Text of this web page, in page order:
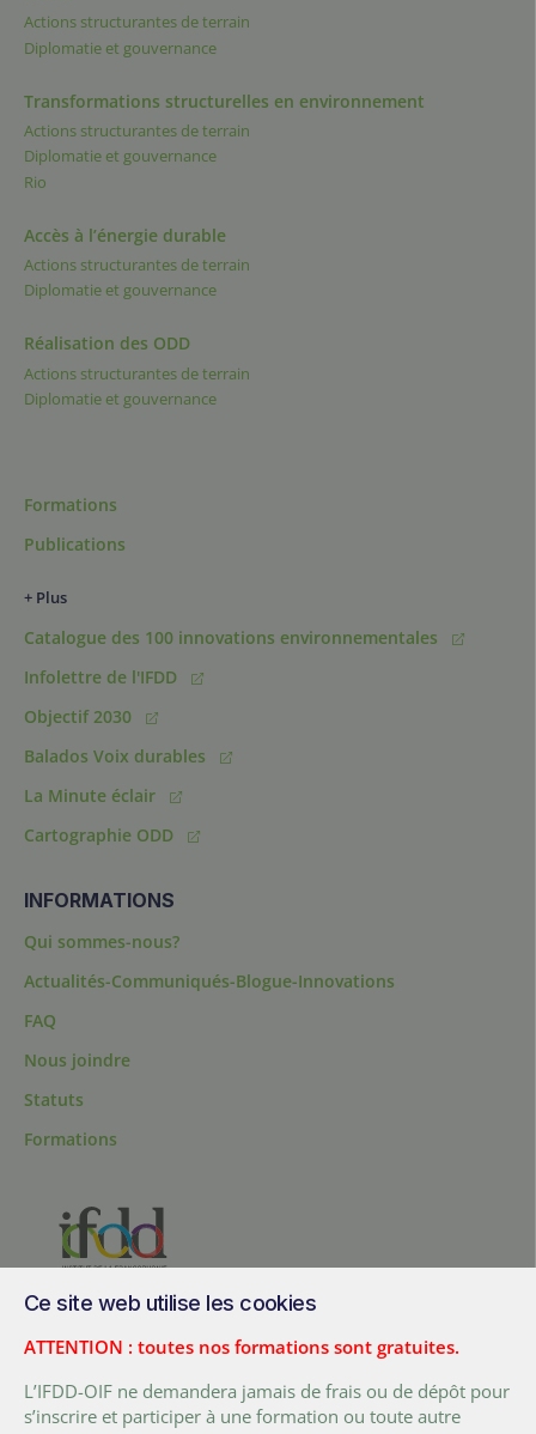
Actions structurantes de terrain
Diplomatie et gouvernance
Transformations structurelles en environnement
Actions structurantes de terrain
Diplomatie et gouvernance
Rio
Accès à l’énergie durable
Actions structurantes de terrain
Diplomatie et gouvernance
Réalisation des ODD
Actions structurantes de terrain
Diplomatie et gouvernance
Formations
Publications
+ Plus
Catalogue des 100 innovations environnementales
Infolettre de l'IFDD
Objectif 2030
Balados Voix durables
La Minute éclair
Cartographie ODD
INFORMATIONS
Qui sommes-nous?
Actualités-Communiqués-Blogue-Innovations
FAQ
Nous joindre
Statuts
Formations
Canada
Tél. :+ (1) 418 692 5727
Fax :+ (1) 418 692 5644
Ce site web utilise les cookies
ATTENTION : toutes nos formations sont gratuites.
L’IFDD-OIF ne demandera jamais de frais ou de dépôt pour
s’inscrire et participer à une formation ou toute autre